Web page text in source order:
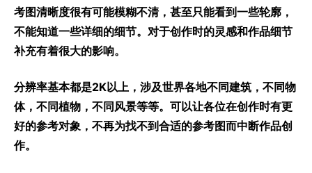
考图清晰度很有可能模糊不清，甚至只能看到一些轮廓，
不能知道一些详细的细节。对于创作时的灵感和作品细节
补充有着很大的影响。
分辨率基本都是2K以上，涉及世界各地不同建筑，不同物
体，不同植物，不同风景等等。可以让各位在创作时有更
好的参考对象，不再为找不到合适的参考图而中断作品创
作。